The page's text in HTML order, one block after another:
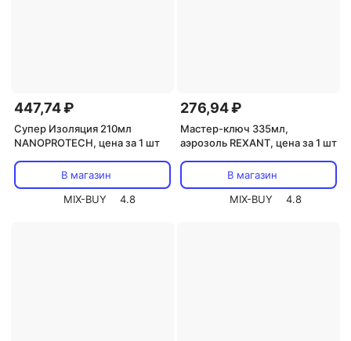
447,74 ₽
Супер Изоляция 210мл
NANOPROTECH, цена за 1 шт
В магазин
MIX-BUY
4.8
276,94 ₽
Мастер-ключ 335мл,
аэрозоль REXANT, цена за 1 шт
В магазин
MIX-BUY
4.8